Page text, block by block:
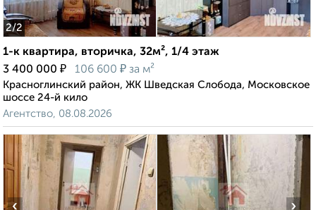
2/2
1-к квартира, вторичка, 32м², 1/4 этаж
3 400 000 ₽ 106 600 ₽ за м²
Красноглинский район, ЖК Шведская Слобода, Московское
шоссе 24-й кило
Агентство, 08.08.2026
‹ ›